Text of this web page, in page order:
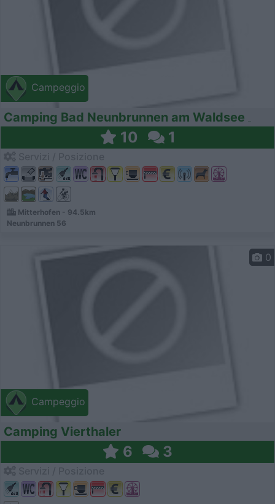
Campeggio
Camping Bad Neunbrunnen am Waldsee
10 1
Mitterhofen - 94.5km
Neunbrunnen 56
Campeggio
0
Camping Vierthaler
6 3